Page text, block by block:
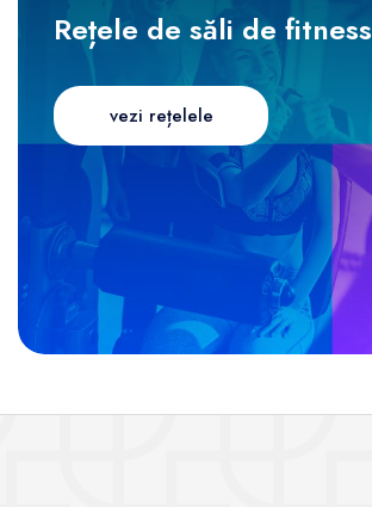
Rețele de săli de fitness
vezi rețelele